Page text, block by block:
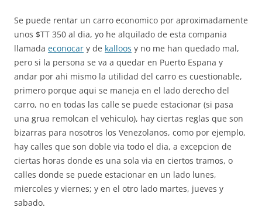
Se puede rentar un carro economico por aproximadamente
unos $TT 350 al dia, yo he alquilado de esta compania
llamada econocar y de kalloos y no me han quedado mal,
pero si la persona se va a quedar en Puerto Espana y
andar por ahi mismo la utilidad del carro es cuestionable,
primero porque aqui se maneja en el lado derecho del
carro, no en todas las calle se puede estacionar (si pasa
una grua remolcan el vehiculo), hay ciertas reglas que son
bizarras para nosotros los Venezolanos, como por ejemplo,
hay calles que son doble via todo el dia, a excepcion de
ciertas horas donde es una sola via en ciertos tramos, o
calles donde se puede estacionar en un lado lunes,
miercoles y viernes; y en el otro lado martes, jueves y
sabado.